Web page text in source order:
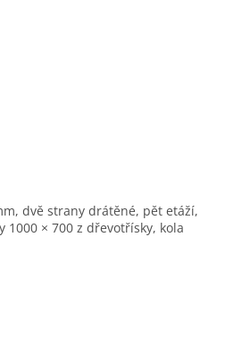
dvě strany drátěné, pět etáží,
1000 × 700 z dřevotřísky, kola